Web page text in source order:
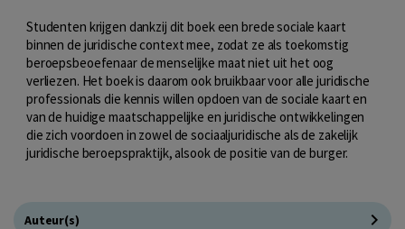
Studenten krijgen dankzij dit boek een brede sociale kaart
binnen de juridische context mee, zodat ze als toekomstig
beroepsbeoefenaar de menselijke maat niet uit het oog
verliezen. Het boek is daarom ook bruikbaar voor alle juridische
professionals die kennis willen opdoen van de sociale kaart en
van de huidige maatschappelijke en juridische ontwikkelingen
die zich voordoen in zowel de sociaaljuridische als de zakelijk
juridische beroepspraktijk, alsook de positie van de burger.
Auteur(s)